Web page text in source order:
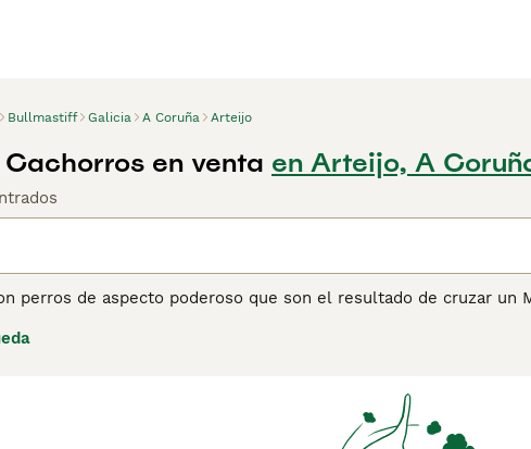
Bullmastiff Galicia A Coruña Arteijo
en venta en Arteijo, A
perros de aspecto poderoso que son el resultado de cruzar un
sino en otras partes del mundo. Son personajes inteligentes
leales de la familia, siempre listos para proteger a las
para obtener información